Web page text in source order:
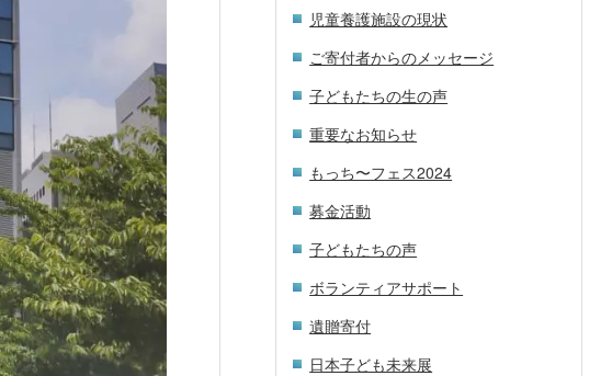
児童養護施設の現状
ご寄付者からのメッセージ
子どもたちの生の声
重要なお知らせ
もっち〜フェス2024
募金活動
子どもたちの声
ボランティアサポート
遺贈寄付
日本子ども未来展